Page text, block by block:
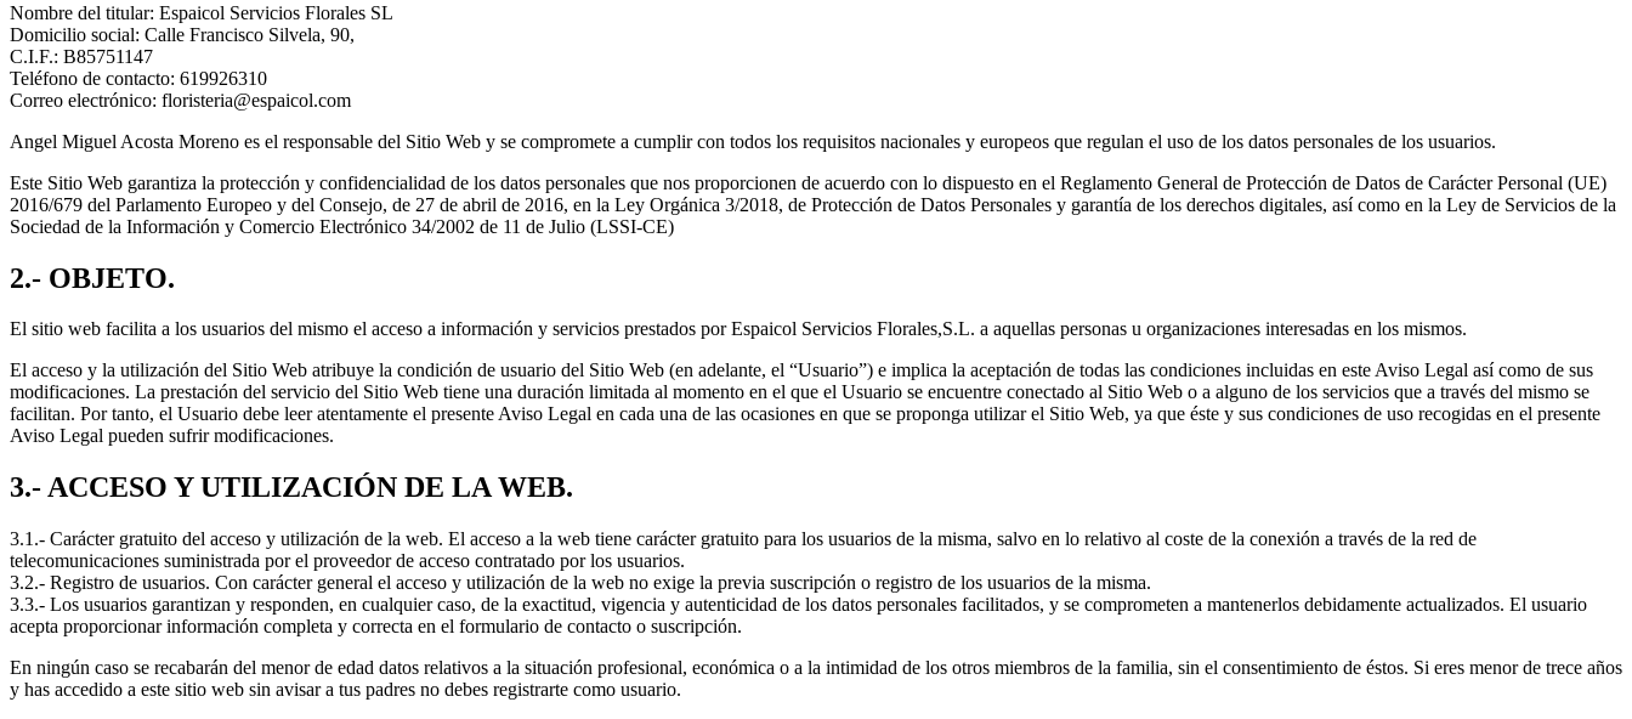
Nombre del titular: Espaicol Servicios Florales SL
Domicilio social: Calle Francisco Silvela, 90,
C.I.F.: B85751147
Teléfono de contacto: 619926310
Correo electrónico: floristeria@espaicol.com
Angel Miguel Acosta Moreno es el responsable del Sitio Web y se compromete a cumplir con todos los requisitos nacionales y europeos que regulan el uso de los datos personales de los usuarios.
Este Sitio Web garantiza la protección y confidencialidad de los datos personales que nos proporcionen de acuerdo con lo dispuesto en el Reglamento General de Protección de Datos de Carácter Personal (UE)
2016/679 del Parlamento Europeo y del Consejo, de 27 de abril de 2016, en la Ley Orgánica 3/2018, de Protección de Datos Personales y garantía de los derechos digitales, así como en la Ley de Servicios de la
Sociedad de la Información y Comercio Electrónico 34/2002 de 11 de Julio (LSSI-CE)
2.- OBJETO.
El sitio web facilita a los usuarios del mismo el acceso a información y servicios prestados por Espaicol Servicios Florales,S.L. a aquellas personas u organizaciones interesadas en los mismos.
El acceso y la utilización del Sitio Web atribuye la condición de usuario del Sitio Web (en adelante, el “Usuario”) e implica la aceptación de todas las condiciones incluidas en este Aviso Legal así como de sus
modificaciones. La prestación del servicio del Sitio Web tiene una duración limitada al momento en el que el Usuario se encuentre conectado al Sitio Web o a alguno de los servicios que a través del mismo se
facilitan. Por tanto, el Usuario debe leer atentamente el presente Aviso Legal en cada una de las ocasiones en que se proponga utilizar el Sitio Web, ya que éste y sus condiciones de uso recogidas en el presente
Aviso Legal pueden sufrir modificaciones.
3.- ACCESO Y UTILIZACIÓN DE LA WEB.
3.1.- Carácter gratuito del acceso y utilización de la web. El acceso a la web tiene carácter gratuito para los usuarios de la misma, salvo en lo relativo al coste de la conexión a través de la red de
telecomunicaciones suministrada por el proveedor de acceso contratado por los usuarios.
3.2.- Registro de usuarios. Con carácter general el acceso y utilización de la web no exige la previa suscripción o registro de los usuarios de la misma.
3.3.- Los usuarios garantizan y responden, en cualquier caso, de la exactitud, vigencia y autenticidad de los datos personales facilitados, y se comprometen a mantenerlos debidamente actualizados. El usuario
acepta proporcionar información completa y correcta en el formulario de contacto o suscripción.
En ningún caso se recabarán del menor de edad datos relativos a la situación profesional, económica o a la intimidad de los otros miembros de la familia, sin el consentimiento de éstos. Si eres menor de trece años
y has accedido a este sitio web sin avisar a tus padres no debes registrarte como usuario.